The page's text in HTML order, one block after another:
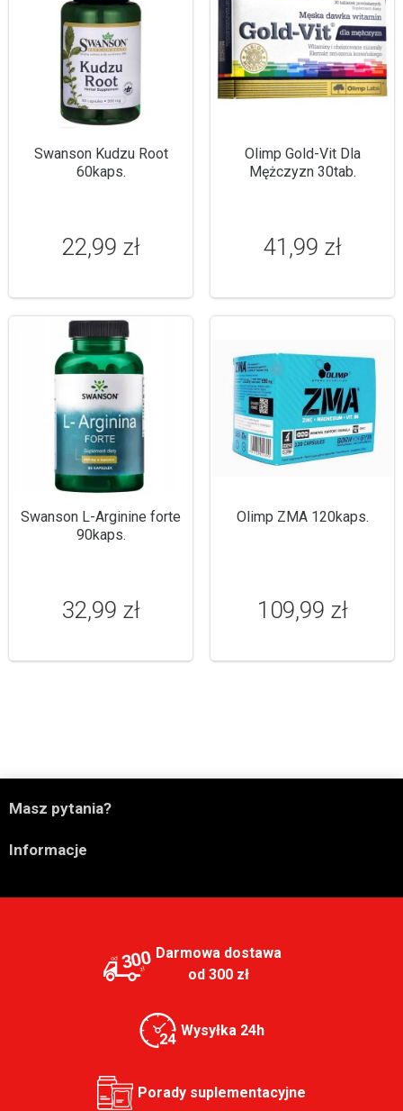
Swanson Kudzu Root
60kaps.
22,99 zł
Olimp Gold-Vit Dla
Mężczyzn 30tab.
41,99 zł
Swanson L-Arginine forte
90kaps.
32,99 zł
Olimp ZMA 120kaps.
109,99 zł
Masz pytania?
Informacje
300 Darmowa dostawa
od 300 zł
Wysyłka 24h
Porady suplementacyjne